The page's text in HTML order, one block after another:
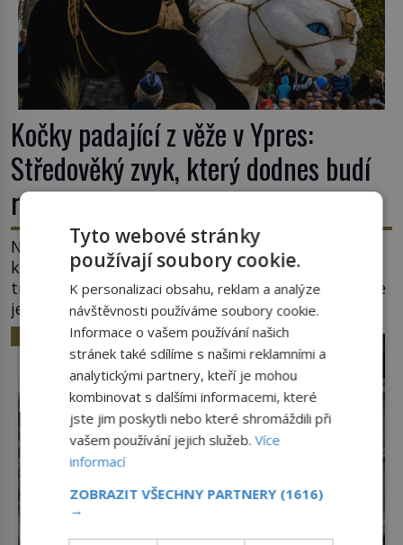
Kočky padající z věže v Ypres:
Středověký zvyk, který dodnes budí
rozpaky
Na hlavním náměstí belgického města Ypres se
každé tři roky shromáždí tisíce lidí. Z věže slavné
tržnice létají do davu kočky, diváci jásají a snaží se
je chytit. Naštěstí už nejde o živá zvířata, ale
jenom o plyšové suvenýry. Kdysi to ale bylo jinak.
Tato veselá podívaná připomíná jeden z
nejpodivnějších a zároveň nejkrutějších zvyků […]
HISTORIE
Tyto webové stránky
používají soubory cookie.
K personalizaci obsahu, reklam a analýze
návštěvnosti používáme soubory cookie.
Informace o vašem používání našich
stránek také sdílíme s našimi reklamními a
analytickými partnery, kteří je mohou
kombinovat s dalšími informacemi, které
jste jim poskytli nebo které shromáždili při
vašem používání jejich služeb.Více
informací
ZOBRAZIT VŠECHNY PARTNERY (1616)
→